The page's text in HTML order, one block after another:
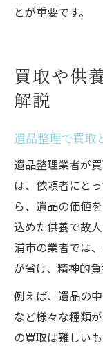
とが重要です。
買取や供
解説
遺品整理で買取
遺品整理業者が
は、依頼者にと
ら、遺品の価値
込めた供養で故
浦市の業者では
が省け、精神的
例えば、遺品の
など様々な種類
の買取は難しい